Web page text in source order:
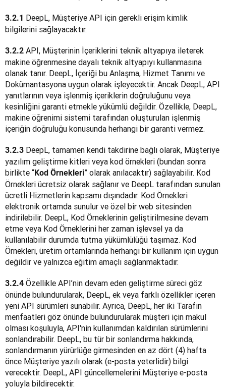
3.2.1 DeepL, Müşteriye API için gerekli erişim kimlik
bilgilerini sağlayacaktır.
3.2.2 API, Müşterinin İçeriklerini teknik altyapıya ileterek
makine öğrenmesine dayalı teknik altyapıyı kullanmasına
olanak tanır. DeepL, İçeriği bu Anlaşma, Hizmet Tanımı ve
Dokümantasyona uygun olarak işleyecektir. Ancak DeepL, API
yanıtlarının veya işlenmiş içeriklerin doğruluğunu veya
kesinliğini garanti etmekle yükümlü değildir. Özellikle, DeepL,
makine öğrenimi sistemi tarafından oluşturulan işlenmiş
içeriğin doğruluğu konusunda herhangi bir garanti vermez.
3.2.3 DeepL, tamamen kendi takdirine bağlı olarak, Müşteriye
yazılım geliştirme kitleri veya kod örnekleri (bundan sonra
birlikte “Kod Örnekleri” olarak anılacaktır) sağlayabilir. Kod
Örnekleri ücretsiz olarak sağlanır ve DeepL tarafından sunulan
ücretli Hizmetlerin kapsamı dışındadır. Kod Örnekleri
elektronik ortamda sunulur ve özel bir web sitesinden
indirilebilir. DeepL, Kod Örneklerinin geliştirilmesine devam
etme veya Kod Örneklerini her zaman işlevsel ya da
kullanılabilir durumda tutma yükümlülüğü taşımaz. Kod
Örnekleri, üretim ortamlarında herhangi bir kullanım için uygun
değildir ve yalnızca eğitim amaçlı sağlanmaktadır.
3.2.4 Özellikle API’nin devam eden geliştirme süreci göz
önünde bulundurularak, DeepL, ek veya farklı özellikler içeren
yeni API sürümleri sunabilir. Ayrıca, DeepL, her iki Tarafın
menfaatleri göz önünde bulundurularak müşteri için makul
olması koşuluyla, API'nin kullanımdan kaldırılan sürümlerini
sonlandırabilir. DeepL, bu tür bir sonlandırma hakkında,
sonlandırmanın yürürlüğe girmesinden en az dört (4) hafta
önce Müşteriye yazılı olarak (e-posta yeterlidir) bilgi
verecektir. DeepL, API güncellemelerini Müşteriye e-posta
yoluyla bildirecektir.